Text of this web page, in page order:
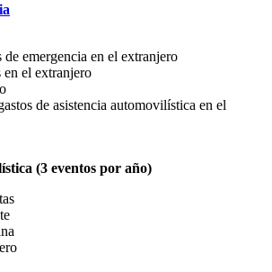
de emergencia en el extranjero
en el extranjero
de asistencia automovilística en el
(3 eventos por año)